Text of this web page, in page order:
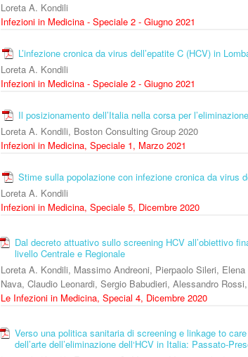
Loreta A. Kondili
Infezioni in Medicina - Speciale 2 - Giugno 2021
L’infezione cronica da virus dell’epatite C (HCV) in
Loreta A. Kondili
Infezioni in Medicina - Speciale 2 - Giugno 2021
Il posizionamento dell’Italia nella corsa per
Loreta A. Kondili, Boston Consulting Group 2020
Infezioni in Medicina, Speciale 1, Marzo 2021
Stime sulla popolazione con infezione cronica da virus
Loreta A. Kondili
Infezioni in Medicina, Speciale 5, Dicembre 2020
Dal decreto attuativo sullo screening HCV all’obiettivo
livello Centrale e Regionale
Loreta A. Kondili, Massimo Andreoni, Pierpaolo Sileri,
Nava, Claudio Leonardi, Sergio Babudieri, Alessandro
Le Infezioni in Medicina, Special 4, Dicembre 2020
Verso una politica sanitaria di screening e linkage to
dell’arte dell’eliminazione dell‘HCV in Italia: Passato-